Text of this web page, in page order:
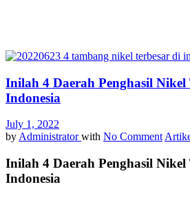
Inilah 4 Daerah Penghasil Nikel
Indonesia
July 1, 2022
by Administratorwith No Comment
Inilah 4 Daerah Penghasil Nikel
Indonesia